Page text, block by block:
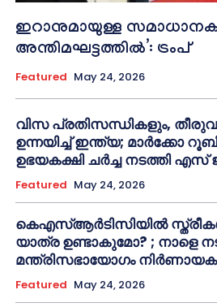
ഇറാനുമായുള്ള
അന്തിമഘട്ടത്തിൽ‌’: ട്രംപ്
Featured May 24, 2026
വിസ പ്രതിസന്ധികളും,
ഉന്നയിച്ച് ഇന്ത്യ; മാർക്കോ
ഉഭയകക്ഷി ചർച്ച നടത്തി എസ്
Featured May 24, 2026
കെഎസ്ആർടിസിയിൽ
യാത്ര ഉണ്ടാകുമോ? ; നാളെ
മന്ത്രിസഭായോഗം
Featured May 24, 2026